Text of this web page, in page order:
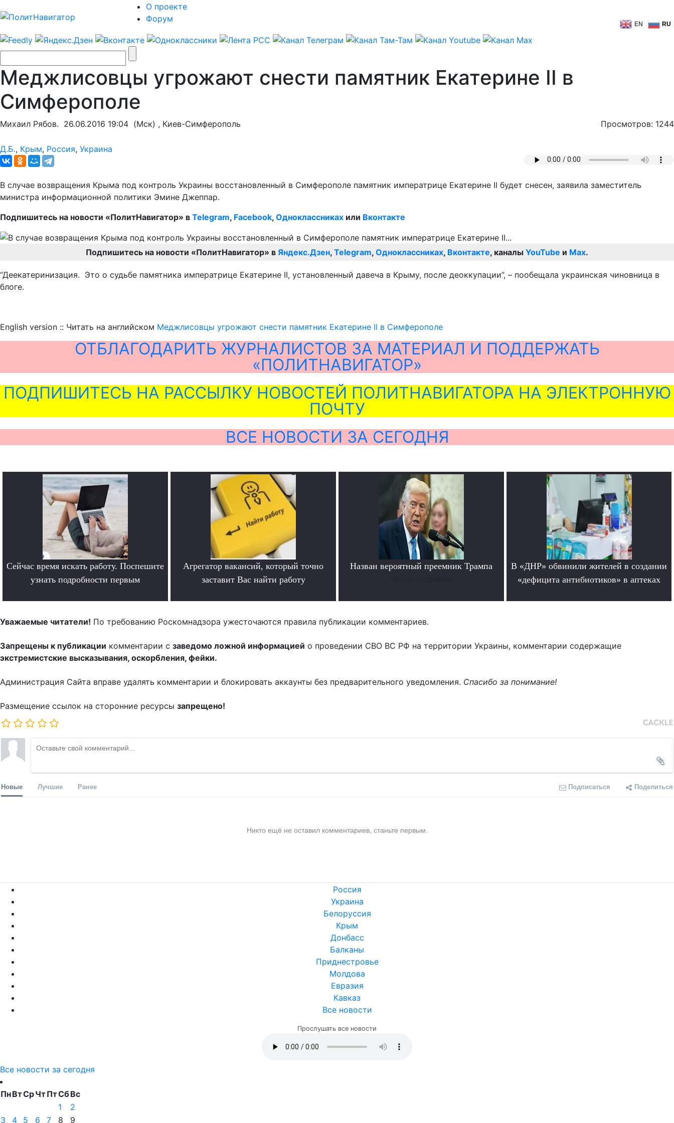
О проекте
Форум
EN RU
Меджлисовцы угрожают снести памятник Екатерине II в
Симферополе
Михаил Рябов. 26.06.2016 19:04 (Мск) , Киев-Симферополь Просмотров: 1244
Д.Б., Крым, Россия, Украина
В случае возвращения Крыма под контроль Украины восстановленный в Симферополе памятник императрице Екатерине II будет снесен, заявила заместитель
министра информационной политики Эмине Джеппар.
Подпишитесь на новости «ПолитНавигатор» в Telegram, Facebook, Одноклассниках или Вконтакте
Подпишитесь на новости «ПолитНавигатор» в Яндекс.Дзен, Telegram, Одноклассниках, Вконтакте, каналы YouTube и Max.
“Деекатеринизация. Это о судьбе памятника императрице Екатерине II, установленный давеча в Крыму, после деоккупации”, – пообещала украинская чиновница в
блоге.
English version :: Читать на английском Меджлисовцы угрожают снести памятник Екатерине II в Симферополе
ОТБЛАГОДАРИТЬ ЖУРНАЛИСТОВ ЗА МАТЕРИАЛ И ПОДДЕРЖАТЬ
«ПОЛИТНАВИГАТОР»
ПОДПИШИТЕСЬ НА РАССЫЛКУ НОВОСТЕЙ ПОЛИТНАВИГАТОРА НА ЭЛЕКТРОННУЮ
ПОЧТУ
ВСЕ НОВОСТИ ЗА СЕГОДНЯ
Сейчас время искать работу. Поспешите
узнать подробности первым
Агрегатор вакансий, который точно
заставит Вас найти работу
Назван вероятный преемник Трампа
В «ДНР» обвинили жителей в создании
«дефицита антибиотиков» в аптеках
Уважаемые читатели! По требованию Роскомнадзора ужесточаются правила публикации комментариев.
Запрещены к публикации комментарии с заведомо ложной информацией о проведении СВО ВС РФ на территории Украины, комментарии содержащие
экстремистские высказывания, оскорбления, фейки.
Администрация Сайта вправе удалять комментарии и блокировать аккаунты без предварительного уведомления. Спасибо за понимание!
Размещение ссылок на сторонние ресурсы запрещено!
Новые Лучшие Ранее Подписаться Поделиться
Никто ещё не оставил комментариев, станьте первым.
Россия
Украина
Белоруссия
Крым
Донбасс
Балканы
Приднестровье
Молдова
Евразия
Кавказ
Все новости
Прослушать все новости
Все новости за сегодня
ПнВтСрЧтПтСбВс
1
2
3
4 5 6 7 8
9